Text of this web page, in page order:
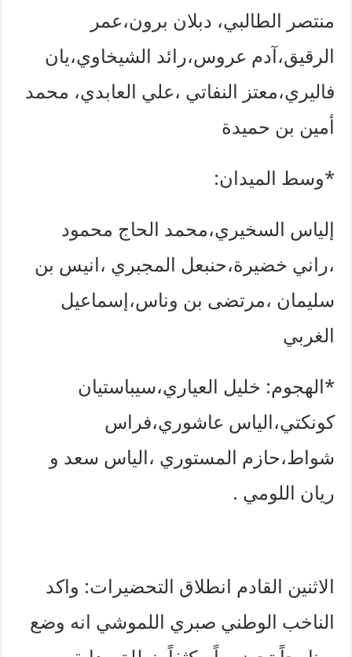
منتصر الطالبي، دبلان برون،عمر
الرقيق،آدم عروس،رائد الشيخاوي،يان
فاليري،معتز النفاتي ،علي العابدي، محمد
أمين بن حميدة
*وسط الميدان:
إلياس السخيري،محمد الحاج محمود
،راني خضيرة،حنبعل المجبري ،انيس بن
سليمان ،مرتضى بن وناس،إسماعيل
الغربي
*الهجوم: خليل العياري،سيباستيان
كونكتي،الياس عاشوري،فراس
شواط،حازم المستوري ،الياس سعد و
ريان اللومي .
الاثنين القادم انطلاق التحضيرات: واكد
الناخب الوطني صبري اللموشي انه وضع